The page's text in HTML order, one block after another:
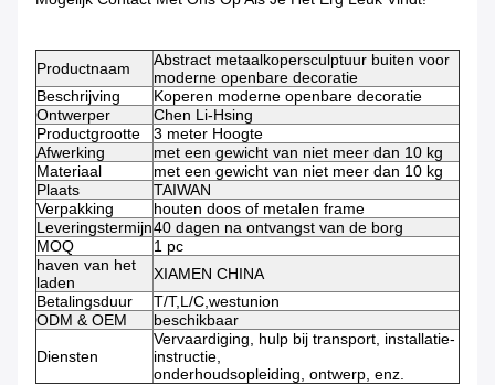
Productnaam
Abstract metaalkopersculptuur buiten voor
moderne openbare decoratie
Beschrijving
Koperen moderne openbare decoratie
Ontwerper
Chen Li-Hsing
Productgrootte
3 meter Hoogte
Afwerking
met een gewicht van niet meer dan 10 kg
Materiaal
met een gewicht van niet meer dan 10 kg
Plaats
TAIWAN
Verpakking
houten doos of metalen frame
Leveringstermijn40 dagen na ontvangst van de borg
MOQ
1 pc
haven van het
laden
XIAMEN CHINA
Betalingsduur
T/T,L/C,westunion
ODM & OEM
beschikbaar
Diensten
Vervaardiging, hulp bij transport, installatie-
instructie,
onderhoudsopleiding, ontwerp, enz.